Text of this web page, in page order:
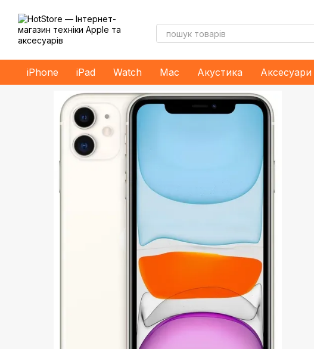
iPhone iPad Watch Mac Акустика Аксесуари